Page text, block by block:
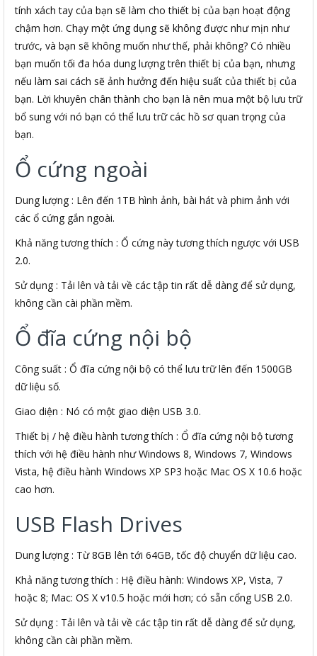
tính xách tay của bạn sẽ làm cho thiết bị của bạn hoạt động
chậm hơn. Chạy một ứng dụng sẽ không được như mịn như
trước, và bạn sẽ không muốn như thế, phải không? Có nhiều
bạn muốn tối đa hóa dung lượng trên thiết bị của bạn, nhưng
nếu làm sai cách sẽ ảnh hưởng đến hiệu suất của thiết bị của
bạn. Lời khuyên chân thành cho bạn là nên mua một bộ lưu trữ
bổ sung với nó bạn có thể lưu trữ các hồ sơ quan trọng của
bạn.
Ổ cứng ngoài
Dung lượng : Lên đến 1TB hình ảnh, bài hát và phim ảnh với
các ổ cứng gắn ngoài.
Khả năng tương thích : Ổ cứng này tương thích ngược với USB
2.0.
Sử dụng : Tải lên và tải về các tập tin rất dễ dàng để sử dụng,
không cần cài phần mềm.
Ổ đĩa cứng nội bộ
Công suất : Ổ đĩa cứng nội bộ có thể lưu trữ lên đến 1500GB
dữ liệu số.
Giao diện : Nó có một giao diện USB 3.0.
Thiết bị / hệ điều hành tương thích : Ổ đĩa cứng nội bộ tương
thích với hệ điều hành như Windows 8, Windows 7, Windows
Vista, hệ điều hành Windows XP SP3 hoặc Mac OS X 10.6 hoặc
cao hơn.
USB Flash Drives
Dung lượng : Từ 8GB lên tới 64GB, tốc độ chuyển dữ liệu cao.
Khả năng tương thích : Hệ điều hành: Windows XP, Vista, 7
hoặc 8; Mac: OS X v10.5 hoặc mới hơn; có sẵn cổng USB 2.0.
Sử dụng : Tải lên và tải về các tập tin rất dễ dàng để sử dụng,
không cần cài phần mềm.